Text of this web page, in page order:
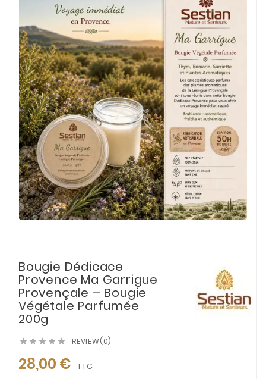
Bougie Dédicace
Provence Ma Garrigue
Provençale – Bougie
Végétale Parfumée
200g
     REVIEW(0)
28,00 € TTC